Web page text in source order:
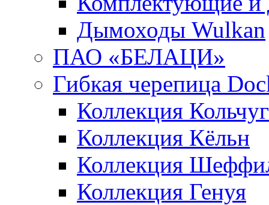
Дымоходы Wulkan
ПАО «БЕЛАЦИ»
Гибкая черепица
Коллекция
Коллекция Кёльн
Коллекция
Коллекция Генуя